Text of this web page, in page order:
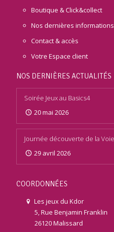
Boutique & Click&collect
Nos dernières informations
Contact & accès
Votre Espace client
NOS DERNIÈRES ACTUALITÉS
Soirée Jeux au Basics4
20 mai 2026
Journée découverte de la
29 avril 2026
COORDONNÉES
Les jeux du Kdor
5, Rue Benjamin Franklin
26120 Malissard